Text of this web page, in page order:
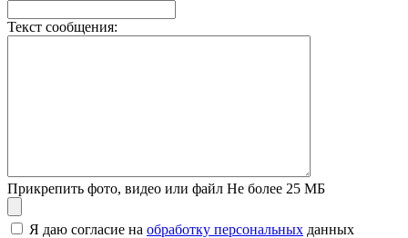
Текст сообщения:
Прикрепить фото, видео или файл Не более 25 МБ
Я даю согласие на обработку персональных данных